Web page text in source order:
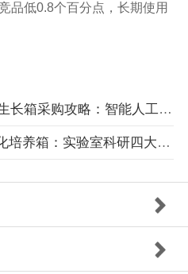
品低0.8个百分点，长期使用
攻略：智能人工气候室选型避坑指南
：实验室科研四大核心作用解析